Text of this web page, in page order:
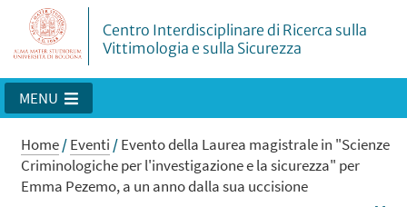
Centro Interdisciplinare di Ricerca sulla
Vittimologia e sulla Sicurezza
MENU
Home/Eventi /Evento della Laurea magistrale in "Scienze
Criminologiche per l'investigazione e la sicurezza" per
Emma Pezemo, a un anno dalla sua uccisione